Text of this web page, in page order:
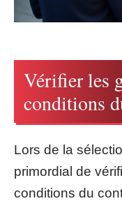
Vérifier les
conditions
Lors de la
primordial de
conditions du